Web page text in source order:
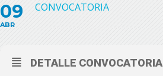
09
ABR
CONVOCATORIA
DETALLE CONVOCATORIA